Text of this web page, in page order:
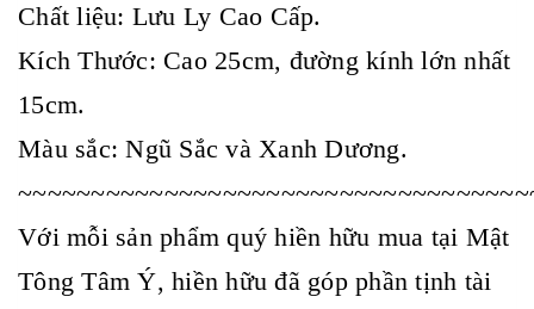
Chất liệu: Lưu Ly Cao Cấp.
Kích Thước: Cao 25cm, đường kính lớn nhất
15cm.
Màu sắc: Ngũ Sắc và Xanh Dương.
Với mỗi sản phẩm quý hiền hữu mua tại Mật
Tông Tâm Ý, hiền hữu đã góp phần tịnh tài